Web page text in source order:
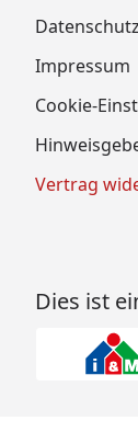
Datenschutz
Impressum
Cookie-
Vertrag
Dies ist